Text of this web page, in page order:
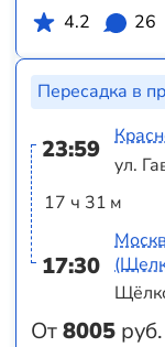
4.2
26
Пересадка в
23:59
17 ч 31 м
17:30
От8005 руб.
ул.